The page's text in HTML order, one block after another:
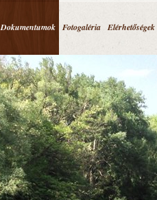
Dokumentumok Fotogaléria Elérhetőségek